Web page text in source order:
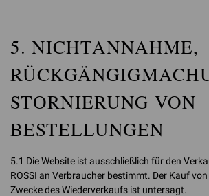
5. NICHTANNAHME,
STORNIERUNG VON
BESTELLUNGEN
5.1 Die Website ist ausschließlich für den
ROSSI an Verbraucher bestimmt. Der Kauf
Zwecke des Wiederverkaufs ist untersagt.